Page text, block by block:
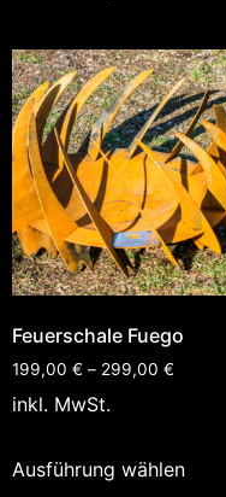
Feuerschale Fuego
199,00 € – 299,00 €
inkl. MwSt.
Ausführung wählen